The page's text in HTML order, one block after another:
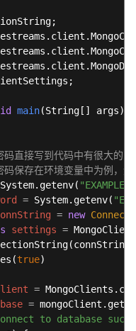
main(String[] args)
直接写到代码中有很大的
存在环境变量中为例，运行
System.getenv(
= System.getenv(
= new
settings =
true)
=
=
to database